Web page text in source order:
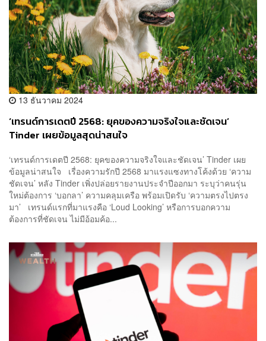
13 ธันวาคม 2024
‘เทรนด์การเดตปี 2568: ยุคของความจริงใจและชัดเจน’
Tinder เผยข้อมูลสุดน่าสนใจ
‘เทรนด์การเดตปี 2568: ยุคของความจริงใจและชัดเจน’ Tinder เผย
ข้อมูลน่าสนใจ เรื่องความรักปี 2568 มาแรงแซงทางโค้งด้วย ‘ความ
ชัดเจน’ หลัง Tinder เพิ่งปล่อยรายงานประจำปีออกมา ระบุว่าคนรุ่น
ใหม่ต้องการ ‘บอกลา’ ความคลุมเครือ พร้อมเปิดรับ ‘ความตรงไปตรง
มา’ เทรนด์แรกที่มาแรงคือ ‘Loud Looking’ หรือการบอกความ
ต้องการที่ชัดเจน ไม่มีอ้อมค้อ...